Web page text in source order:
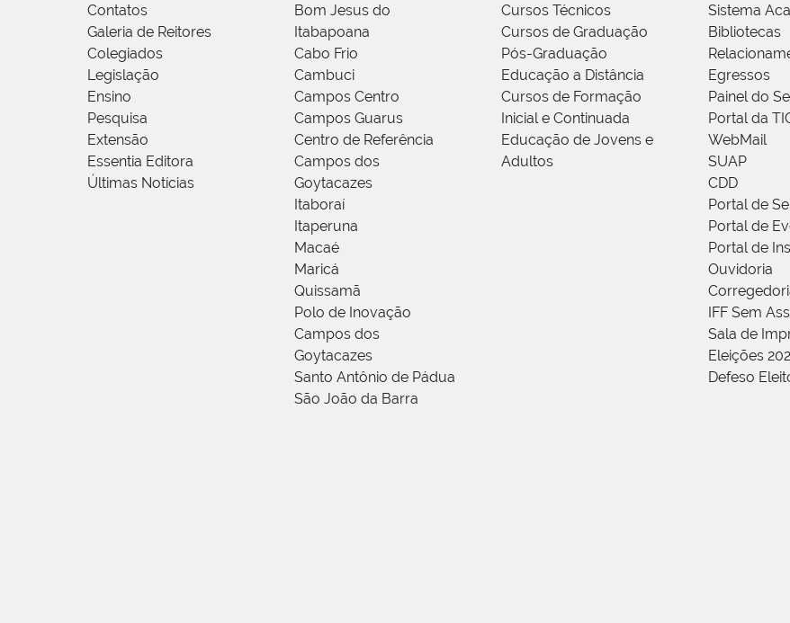
Contatos
Galeria de Reitores
Colegiados
Legislação
Ensino
Pesquisa
Extensão
Essentia Editora
Últimas Notícias
Bom Jesus do
Itabapoana
Cabo Frio
Cambuci
Campos Centro
Campos Guarus
Centro de Referência
Campos dos
Goytacazes
Itaboraí
Itaperuna
Macaé
Maricá
Quissamã
Polo de Inovação
Campos dos
Goytacazes
Santo Antônio de Pádua
São João da Barra
Cursos Técnicos
Cursos de Graduação
Pós-Graduação
Educação a Distância
Cursos de Formação
Inicial e Continuada
Educação de Jovens e
Adultos
Sistema
Bibliotecas
Egressos
Painel do
Portal da
WebMail
SUAP
CDD
Portal de
Portal de
Portal de
Ouvidoria
IFF Sem
Sala de
Eleições
Defeso